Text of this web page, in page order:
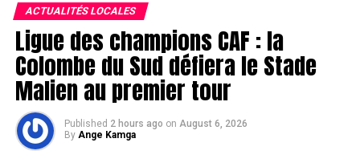
ACTUALITÉS LOCALES
Ligue des champions CAF : la
Colombe du Sud défiera le Stade
Malien au premier tour
Published 2 hours ago on August 6, 2026
By Ange Kamga